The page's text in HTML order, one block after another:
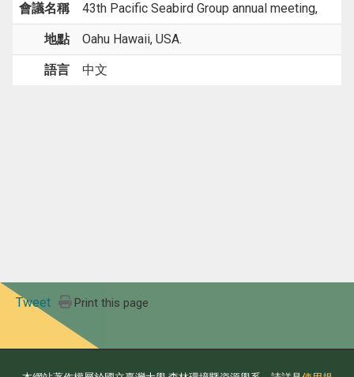
會議名稱 43th Pacific Seabird Group annual meeting,
地點 Oahu Hawaii, USA.
語言 中文
Tweet Print this page